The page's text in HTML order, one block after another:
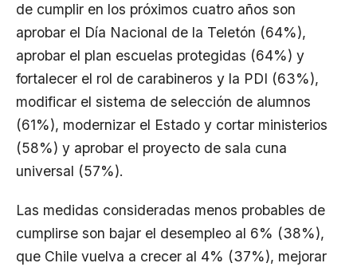
de cumplir en los próximos cuatro años son
aprobar el Día Nacional de la Teletón (64%),
aprobar el plan escuelas protegidas (64%) y
fortalecer el rol de carabineros y la PDI (63%),
modificar el sistema de selección de alumnos
(61%), modernizar el Estado y cortar ministerios
(58%) y aprobar el proyecto de sala cuna
universal (57%).
Las medidas consideradas menos probables de
cumplirse son bajar el desempleo al 6% (38%),
que Chile vuelva a crecer al 4% (37%), mejorar